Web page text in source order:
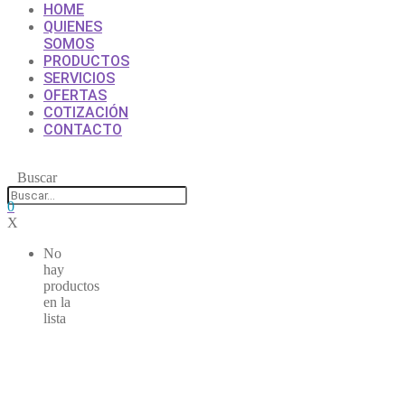
HOME
QUIENES
SOMOS
PRODUCTOS
SERVICIOS
OFERTAS
COTIZACIÓN
CONTACTO
Buscar
0
X
No
hay
productos
en la
lista